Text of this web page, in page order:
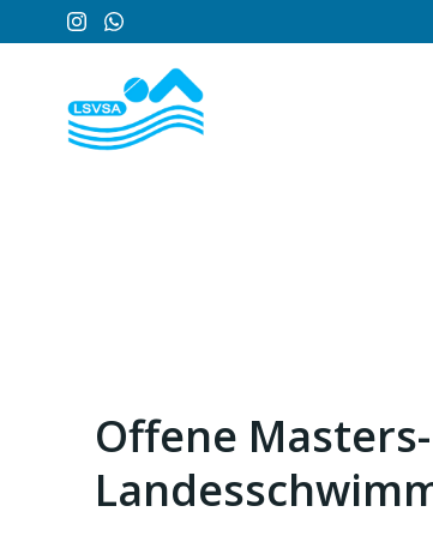
Inhalt
Offene